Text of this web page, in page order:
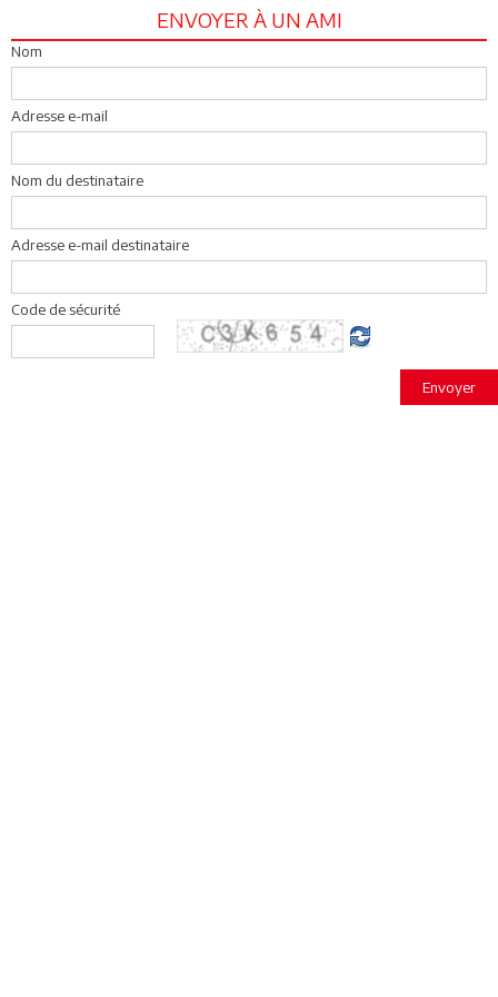
ENVOYER À UN AMI
Nom
Adresse e-mail
Nom du destinataire
Adresse e-mail destinataire
Code de sécurité
Envoyer